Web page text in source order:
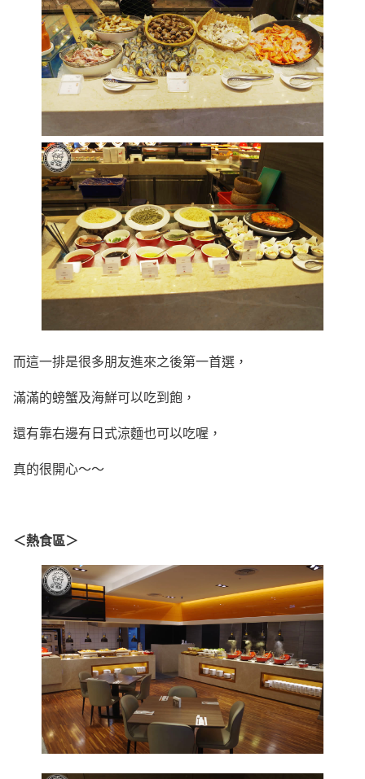
而這一排是很多朋友進來之後第一首選，
滿滿的螃蟹及海鮮可以吃到飽，
還有靠右邊有日式涼麵也可以吃喔，
真的很開心～～
＜熱食區＞